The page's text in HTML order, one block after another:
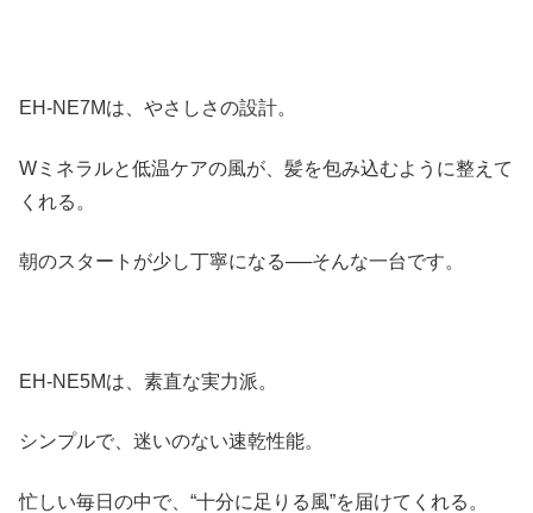
EH-NE7Mは、やさしさの設計。
Wミネラルと低温ケアの風が、髪を包み込むように整えて
くれる。
朝のスタートが少し丁寧になる──そんな一台です。
EH-NE5Mは、素直な実力派。
シンプルで、迷いのない速乾性能。
忙しい毎日の中で、“十分に足りる風”を届けてくれる。